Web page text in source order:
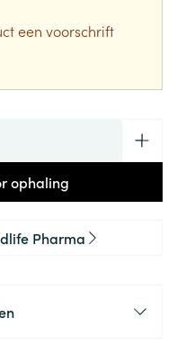
een voorschrift
ophaling
Pharma